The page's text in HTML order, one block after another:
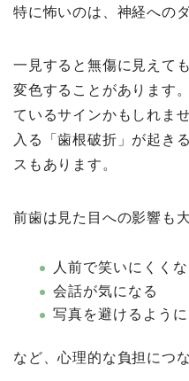
特に怖いのは、神経への
一見すると無傷に見えて
変色することがあります
ているサインかもしれま
入る「歯根破折」が起き
スもあります。
前歯は見た目への影響も
人前で笑いにくくな
会話が気になる
写真を避けるように
など、心理的な負担につ